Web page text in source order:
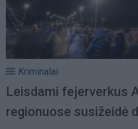
Kriminalai
Leisdami fejerverkus
regionuose susižeidė